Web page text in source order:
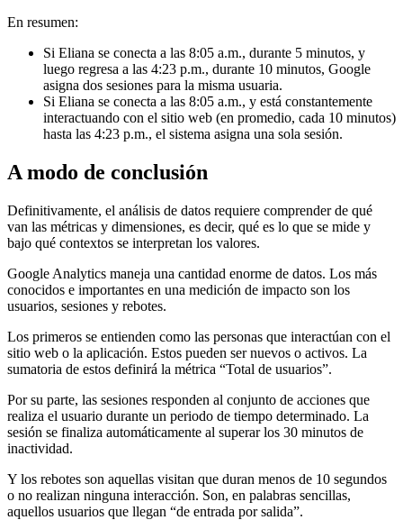
En resumen:
Si Eliana se conecta a las 8:05 a.m., durante 5 minutos, y
luego regresa a las 4:23 p.m., durante 10 minutos, Google
asigna dos sesiones para la misma usuaria.
Si Eliana se conecta a las 8:05 a.m., y está constantemente
interactuando con el sitio web (en promedio, cada 10 minutos)
hasta las 4:23 p.m., el sistema asigna una sola sesión.
A modo de conclusión
Definitivamente, el análisis de datos requiere comprender de qué
van las métricas y dimensiones, es decir, qué es lo que se mide y
bajo qué contextos se interpretan los valores.
Google Analytics maneja una cantidad enorme de datos. Los más
conocidos e importantes en una medición de impacto son los
usuarios, sesiones y rebotes.
Los primeros se entienden como las personas que interactúan con el
sitio web o la aplicación. Estos pueden ser nuevos o activos. La
sumatoria de estos definirá la métrica “Total de usuarios”.
Por su parte, las sesiones responden al conjunto de acciones que
realiza el usuario durante un periodo de tiempo determinado. La
sesión se finaliza automáticamente al superar los 30 minutos de
inactividad.
Y los rebotes son aquellas visitan que duran menos de 10 segundos
o no realizan ninguna interacción. Son, en palabras sencillas,
aquellos usuarios que llegan “de entrada por salida”.